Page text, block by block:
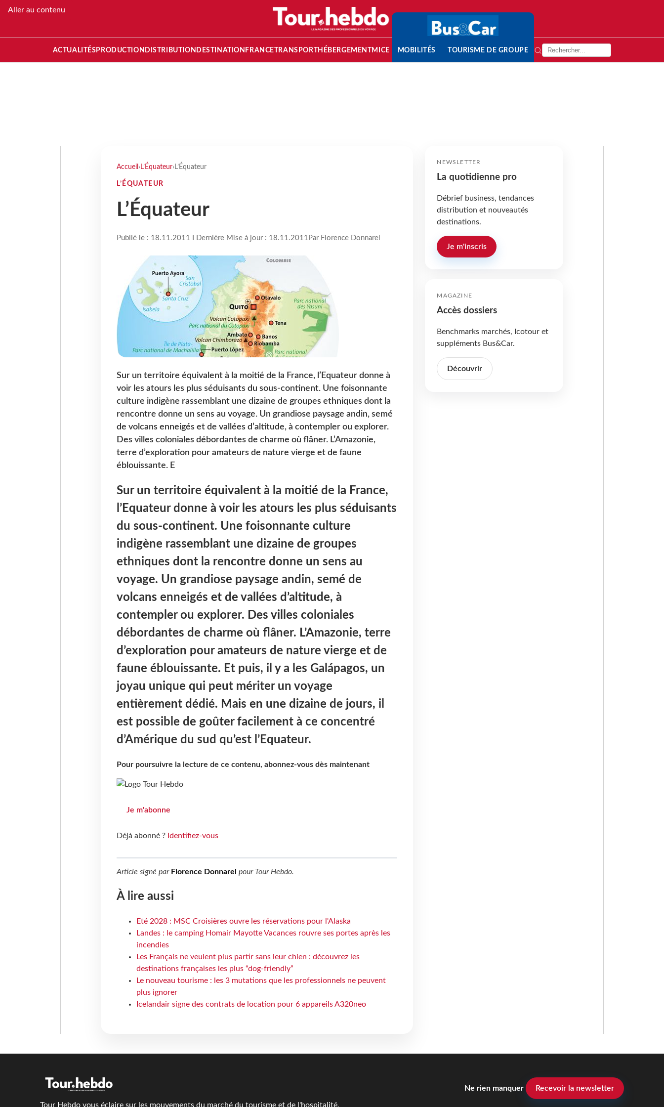
Aller au contenu
ACTUALITÉS PRODUCTION DISTRIBUTION DESTINATION FRANCETRANSPORT HÉBERGEMENTMICE MOBILITÉS TOURISME DE GROUPE
Accueil › L’Équateur› L’Équateur
L’ÉQUATEUR
L’Équateur
Publié le : 18.11.2011 I Dernière Mise à jour : 18.11.2011 Par Florence Donnarel
Sur un territoire équivalent à la moitié de la France, l’Equateur donne à
voir les atours les plus séduisants du sous-continent. Une foisonnante
culture indigène rassemblant une dizaine de groupes ethniques dont la
rencontre donne un sens au voyage. Un grandiose paysage andin, semé
de volcans enneigés et de vallées d’altitude, à contempler ou explorer.
Des villes coloniales débordantes de charme où flâner. L’Amazonie,
terre d’exploration pour amateurs de nature vierge et de faune
éblouissante. E
Sur un territoire équivalent à la moitié de la France,
l’Equateur donne à voir les atours les plus séduisants
du sous-continent. Une foisonnante culture
indigène rassemblant une dizaine de groupes
ethniques dont la rencontre donne un sens au
voyage. Un grandiose paysage andin, semé de
volcans enneigés et de vallées d’altitude, à
contempler ou explorer. Des villes coloniales
débordantes de charme où flâner. L’Amazonie, terre
d’exploration pour amateurs de nature vierge et de
faune éblouissante. Et puis, il y a les Galápagos, un
joyau unique qui peut mériter un voyage
entièrement dédié. Mais en une dizaine de jours, il
est possible de goûter facilement à ce concentré
d’Amérique du sud qu’est l’Equateur.
Pour poursuivre la lecture de ce contenu, abonnez-vous dès maintenant
Je m'abonne
Déjà abonné ? Identifiez-vous
Article signé par Florence Donnarel pour Tour Hebdo.
À lire aussi
Eté 2028 : MSC Croisières ouvre les réservations pour l'Alaska
Landes : le camping Homair Mayotte Vacances rouvre ses portes après les
incendies
Les Français ne veulent plus partir sans leur chien : découvrez les
destinations françaises les plus “dog-friendly”
Le nouveau tourisme : les 3 mutations que les professionnels ne peuvent
plus ignorer
Icelandair signe des contrats de location pour 6 appareils A320neo
NEWSLETTER
La quotidienne pro
Débrief business, tendances
distribution et nouveautés
destinations.
Je m'inscris
MAGAZINE
Accès dossiers
Benchmarks marchés, Icotour et
suppléments Bus&Car.
Découvrir
Tour Hebdo vous éclaire sur les mouvements du marché du tourisme et de l'hospitalité.
Ne rien manquer Recevoir la newsletter